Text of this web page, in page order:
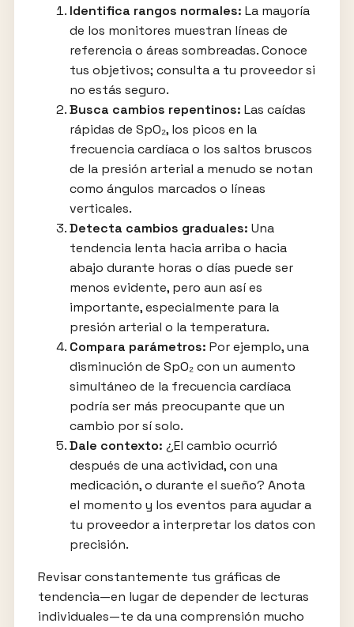
Identifica rangos normales: La mayoría
de los monitores muestran líneas de
referencia o áreas sombreadas. Conoce
tus objetivos; consulta a tu proveedor si
no estás seguro.
Busca cambios repentinos: Las caídas
rápidas de SpO₂, los picos en la
frecuencia cardíaca o los saltos bruscos
de la presión arterial a menudo se notan
como ángulos marcados o líneas
verticales.
Detecta cambios graduales: Una
tendencia lenta hacia arriba o hacia
abajo durante horas o días puede ser
menos evidente, pero aun así es
importante, especialmente para la
presión arterial o la temperatura.
Compara parámetros: Por ejemplo, una
disminución de SpO₂ con un aumento
simultáneo de la frecuencia cardíaca
podría ser más preocupante que un
cambio por sí solo.
Dale contexto: ¿El cambio ocurrió
después de una actividad, con una
medicación, o durante el sueño? Anota
el momento y los eventos para ayudar a
tu proveedor a interpretar los datos con
precisión.
Revisar constantemente tus gráficas de
tendencia—en lugar de depender de lecturas
individuales—te da una comprensión mucho